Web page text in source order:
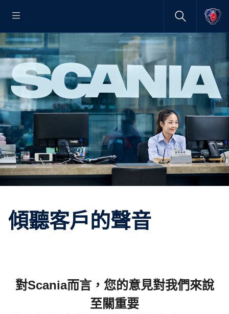
傾聽客戶的聲音
對Scania而言，您的意見對我們來說
至關重要